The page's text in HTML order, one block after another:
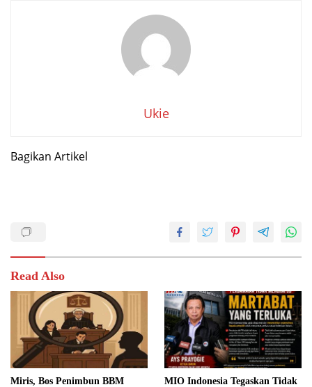
Ukie
Bagikan Artikel
Read Also
Miris, Bos Penimbun BBM
MIO Indonesia Tegaskan Tidak